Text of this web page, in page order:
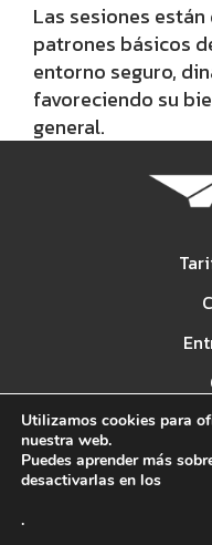
Las sesiones
patrones básicos
entorno seguro,
favoreciendo su
general.
Utilizamos cookies para
nuestra web.
Puedes aprender más
desactivarlas en los
.